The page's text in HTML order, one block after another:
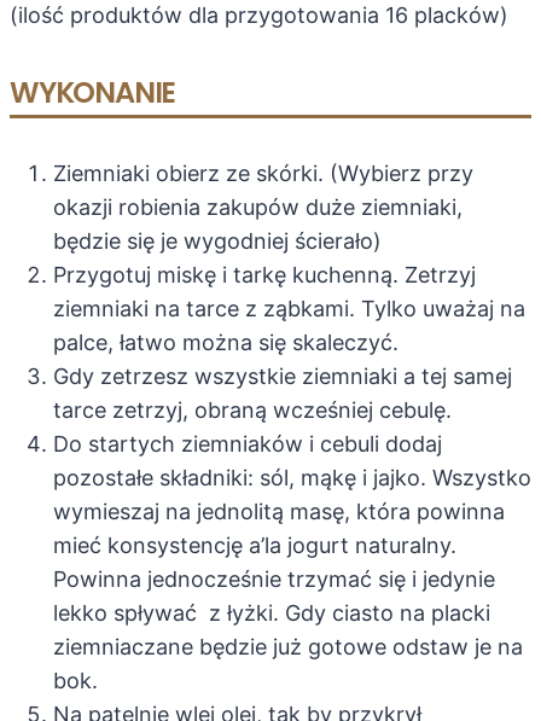
(ilość produktów dla przygotowania 16 placków)
WYKONANIE
Ziemniaki obierz ze skórki. (Wybierz przy
okazji robienia zakupów duże ziemniaki,
będzie się je wygodniej ścierało)
Przygotuj miskę i tarkę kuchenną. Zetrzyj
ziemniaki na tarce z ząbkami. Tylko uważaj na
palce, łatwo można się skaleczyć.
Gdy zetrzesz wszystkie ziemniaki a tej samej
tarce zetrzyj, obraną wcześniej cebulę.
Do startych ziemniaków i cebuli dodaj
pozostałe składniki: sól, mąkę i jajko. Wszystko
wymieszaj na jednolitą masę, która powinna
mieć konsystencję a’la jogurt naturalny.
Powinna jednocześnie trzymać się i jedynie
lekko spływać z łyżki. Gdy ciasto na placki
ziemniaczane będzie już gotowe odstaw je na
bok.
Na patelnię wlej olej, tak by przykrył